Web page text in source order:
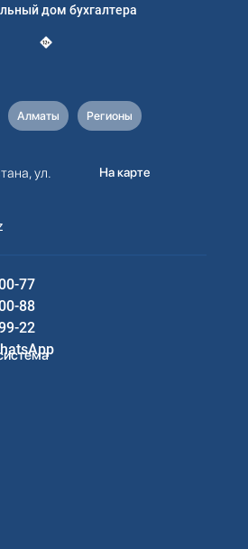
дом бухгалтера
Алматы Регионы
ул.
На карте
77
88
22